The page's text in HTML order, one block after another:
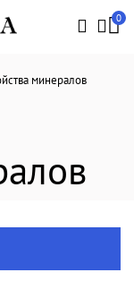
0
минералов